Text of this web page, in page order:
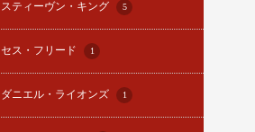
スティーヴン・キング 5
セス・フリード 1
ダニエル・ライオンズ 1